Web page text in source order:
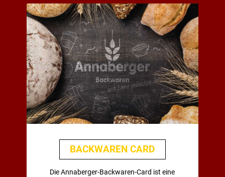
BACKWAREN CARD
Die Annaberger-Backwaren-Card ist eine